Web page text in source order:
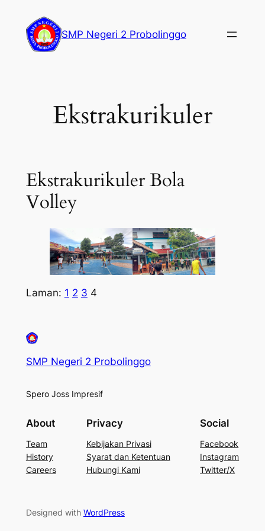
konten
SMP Negeri 2 Probolinggo
Ekstrakurikuler
Ekstrakurikuler Bola
Volley
Laman: 1 2 3 4
SMP Negeri 2 Probolinggo
Spero Joss Impresif
About
Team
History
Careers
Privacy
Kebijakan Privasi
Syarat dan Ketentuan
Hubungi Kami
Social
Facebook
Instagram
Twitter/X
Designed with WordPress